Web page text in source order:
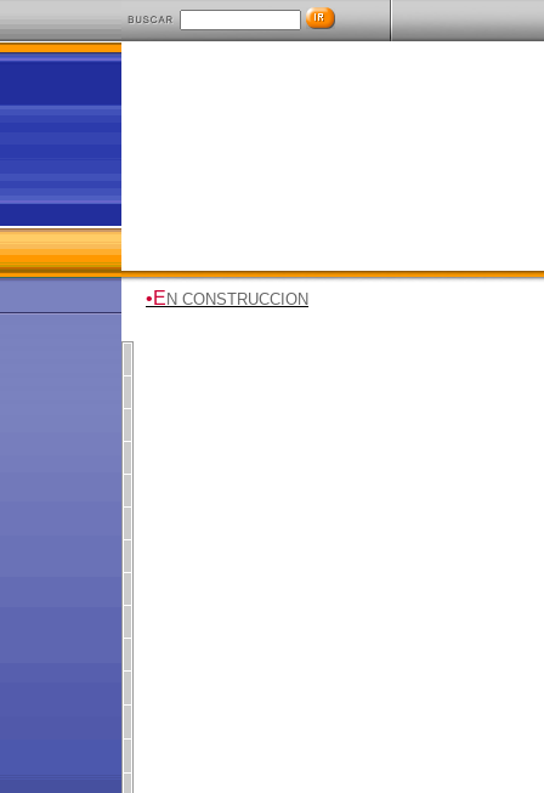
•E N CONSTRUCCION